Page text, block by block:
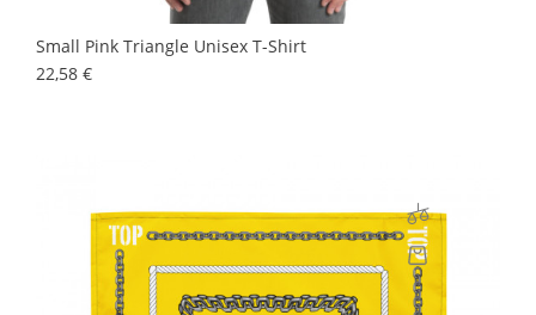
Small Pink Triangle Unisex T-Shirt
22,58 €Prix